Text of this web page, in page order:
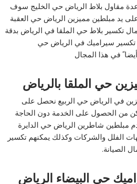
مقاول بلاط الرياض حي الخليج سوف
يد مبلطين مميزين الرياض حي العقبة
تكسير بلاط حي الملقا في الرياض بدقة
تكسير سيراميك في الرياض حي
في هذا المجال
حي الملقا بالرياض
في الرياض حي الربيع نحصل على
من الحصول على الخدمة دون الحاجة
مبلطين شاطرين الرياض حي الدايرة
الفلل والشركات وكذلك يمكنهم تكسير
الصيانة.
حي البيضاء الرياض